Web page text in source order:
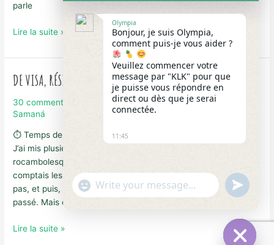
parle
Échappées
en
République
dominicaine
Lire la suite »
DE VISA, RÉSIDENCE, CHANCE ET BEAUCOUP DE PERSÉVÉRANCE
30 commentaires 07 Rép. Dominicaine,Guide de voyage à
Samaná
⏱ Temps de lecture :
minutes
J’ai mis plusieurs jours à me remettre de mes aventures
rocambolesques survenues il y a quelques semaines. Je
comptais les raconter sur le blog tellement je n’en revenais
pas, et puis, comme souvent, si je ne le fait pas à chaud, c’est
passé. Mais ce qui m’est arrivé par la suite et tout au long
DE
Lire la suite »
Olympia
Bonjour, je suis Olympia,
comment puis-je vous aider ?
Veuillez commencer votre
message par "KLK" pour que
je puisse vous répondre en
direct ou dès que je serai
connectée.
11:45
"+chaty_settings.lang.emoji_picker+"
WhatsApp
undefined